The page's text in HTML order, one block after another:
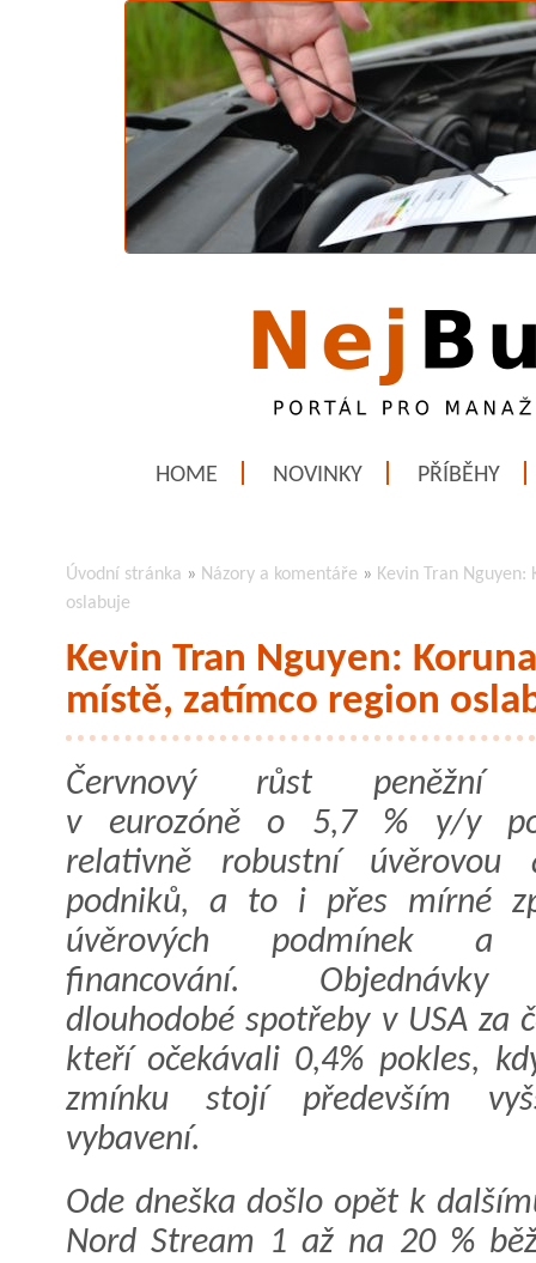
HOME NOVINKY PŘÍBĚHY
Úvodní stránka » Názory a komentáře » Kevin Tran
oslabuje
Kevin Tran Nguyen:
místě, zatímco region
Červnový růst peněžní
v eurozóně o 5,7 % y/y
relativně robustní úvěrovou
podniků, a to i přes mírné
úvěrových podmínek a
financování.
dlouhodobé spotřeby v USA za
kteří očekávali 0,4% pokles,
zmínku stojí především
vybavení.
Ode dneška došlo opět k
Nord Stream 1 až na 20 %